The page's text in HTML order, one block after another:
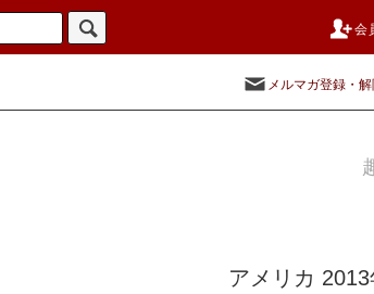
会
メルマガ登録・
アメリカ